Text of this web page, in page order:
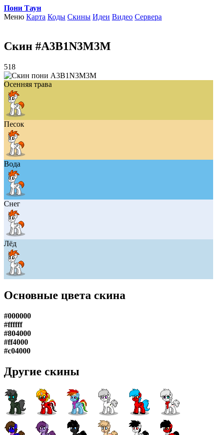
Пони Таун
Меню Карта Коды Скины Идеи Видео Сервера
Скин #A3B1N3M3M
518
Осенняя трава
Песок
Вода
Снег
Лёд
Основные цвета скина
#000000
#ffffff
#804000
#ff4000
#c04000
Другие скины